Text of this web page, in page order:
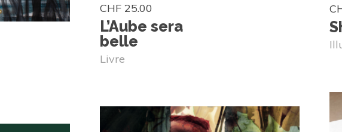
CHF 25.00
L’Aube sera
belle
Livre